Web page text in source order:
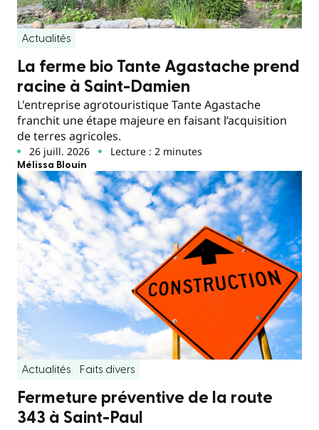
Actualités
La ferme bio Tante Agastache prend
racine à Saint-Damien
L'entreprise agrotouristique Tante Agastache
franchit une étape majeure en faisant l’acquisition
de terres agricoles.
26 juill. 2026 Lecture : 2 minutes
Mélissa Blouin
Actualités Faits divers
Fermeture préventive de la route
343 à Saint-Paul